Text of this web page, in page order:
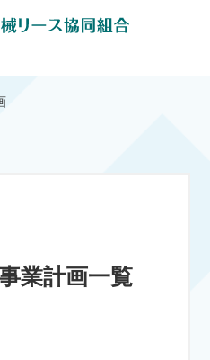
業計画一覧